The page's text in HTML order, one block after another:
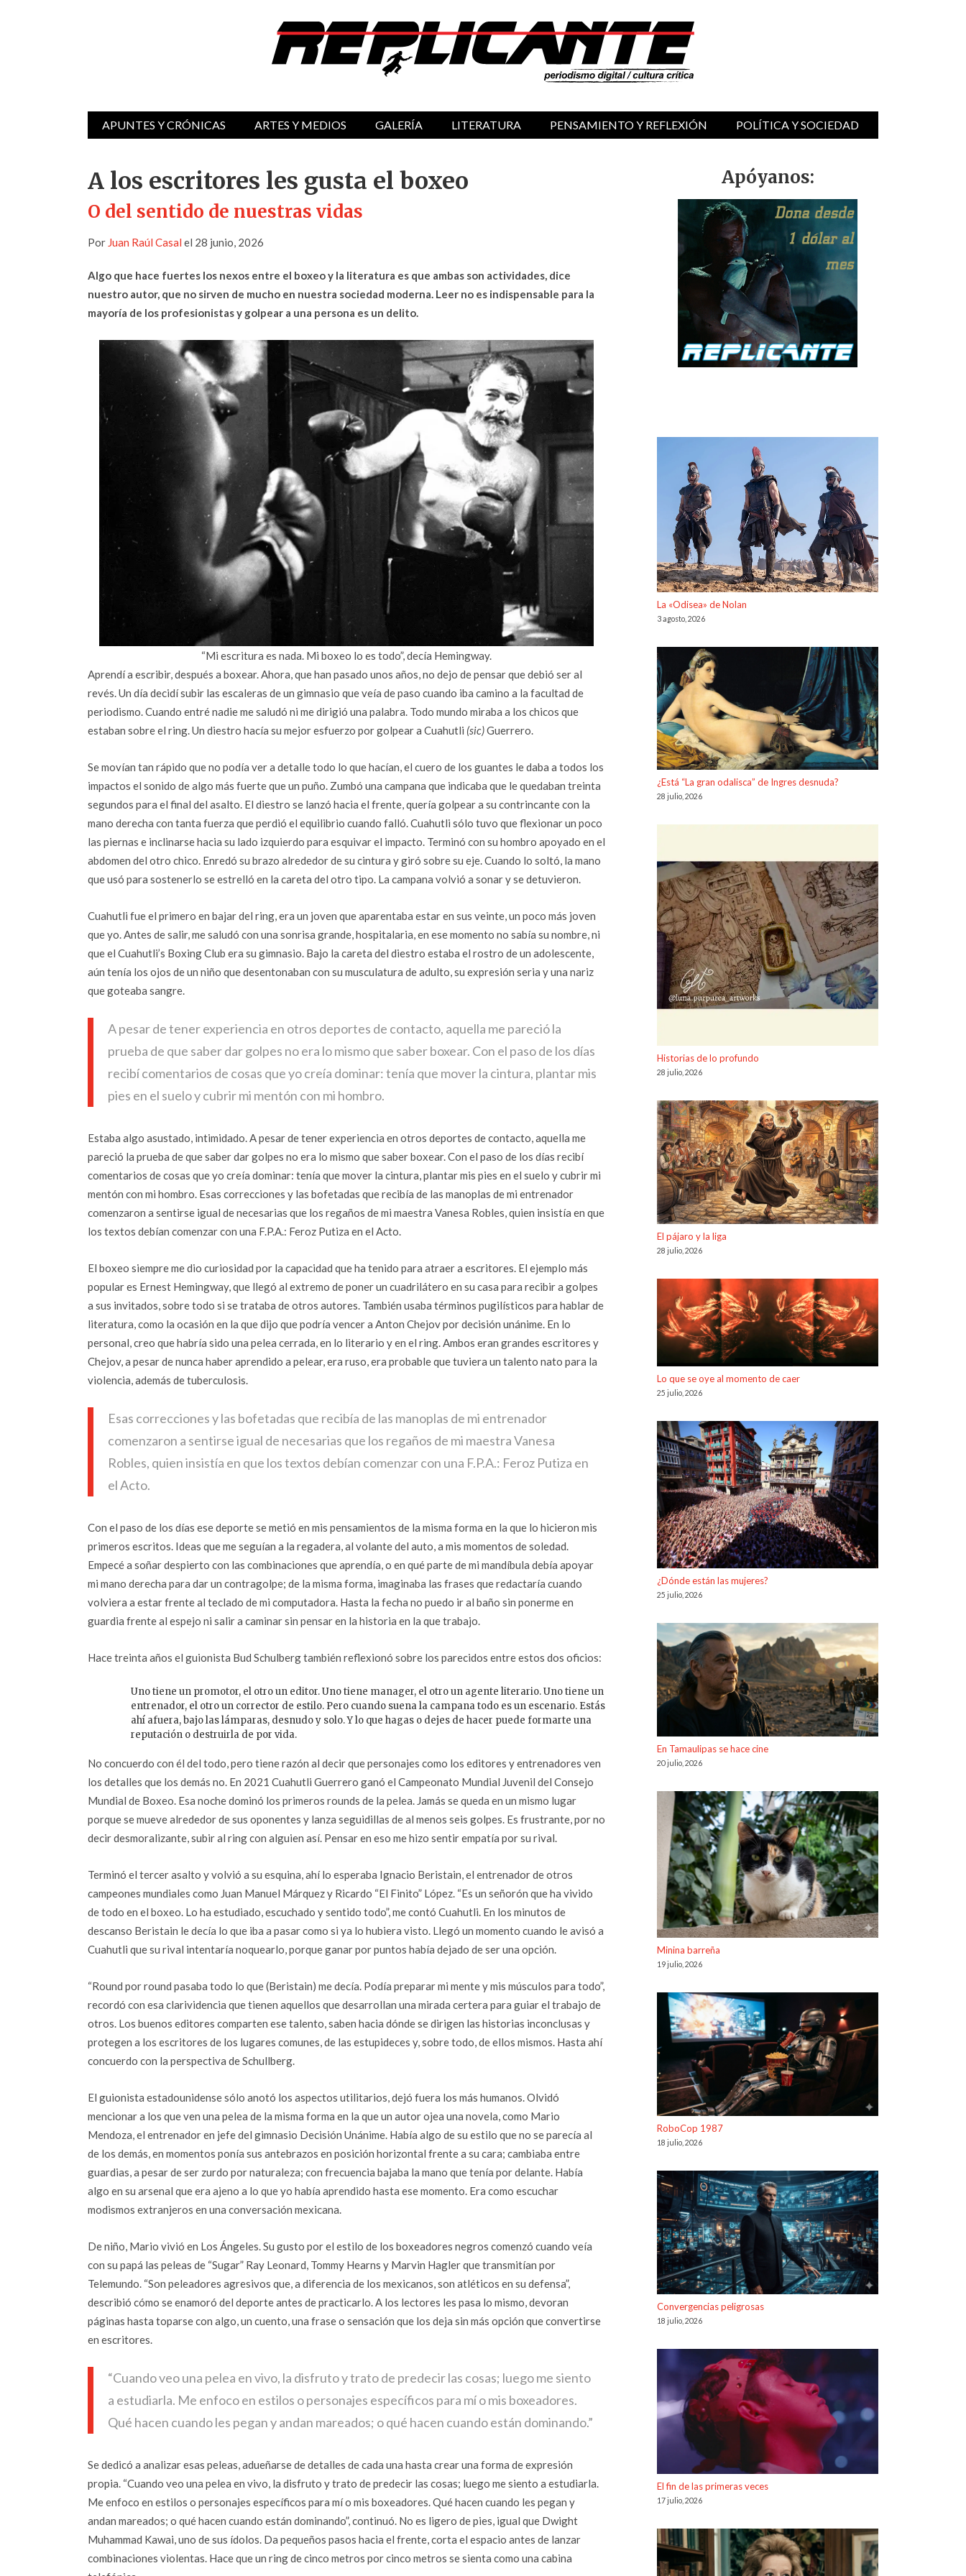
APUNTES Y CRÓNICAS ARTES Y MEDIOS GALERÍA LITERATURA PENSAMIENTO Y REFLEXIÓN POLÍTICA Y SOCIEDAD
A los escritores les gusta el boxeo
O del sentido de nuestras vidas
Por Juan Raúl Casal el 28 junio, 2026
Algo que hace fuertes los nexos entre el boxeo y la literatura es que ambas son actividades, dice
nuestro autor, que no sirven de mucho en nuestra sociedad moderna. Leer no es indispensable para la
mayoría de los profesionistas y golpear a una persona es un delito.
“Mi escritura es nada. Mi boxeo lo es todo”, decía Hemingway.
Aprendí a escribir, después a boxear. Ahora, que han pasado unos años, no dejo de pensar que debió ser al
revés. Un día decidí subir las escaleras de un gimnasio que veía de paso cuando iba camino a la facultad de
periodismo. Cuando entré nadie me saludó ni me dirigió una palabra. Todo mundo miraba a los chicos que
estaban sobre el ring. Un diestro hacía su mejor esfuerzo por golpear a Cuahutli (sic)Guerrero.
Se movían tan rápido que no podía ver a detalle todo lo que hacían, el cuero de los guantes le daba a todos los
impactos el sonido de algo más fuerte que un puño. Zumbó una campana que indicaba que le quedaban treinta
segundos para el final del asalto. El diestro se lanzó hacia el frente, quería golpear a su contrincante con la
mano derecha con tanta fuerza que perdió el equilibrio cuando falló. Cuahutli sólo tuvo que flexionar un poco
las piernas e inclinarse hacia su lado izquierdo para esquivar el impacto. Terminó con su hombro apoyado en el
abdomen del otro chico. Enredó su brazo alrededor de su cintura y giró sobre su eje. Cuando lo soltó, la mano
que usó para sostenerlo se estrelló en la careta del otro tipo. La campana volvió a sonar y se detuvieron.
Cuahutli fue el primero en bajar del ring, era un joven que aparentaba estar en sus veinte, un poco más joven
que yo. Antes de salir, me saludó con una sonrisa grande, hospitalaria, en ese momento no sabía su nombre, ni
que el Cuahutli’s Boxing Club era su gimnasio. Bajo la careta del diestro estaba el rostro de un adolescente,
aún tenía los ojos de un niño que desentonaban con su musculatura de adulto, su expresión seria y una nariz
que goteaba sangre.
A pesar de tener experiencia en otros deportes de contacto, aquella me pareció la
prueba de que saber dar golpes no era lo mismo que saber boxear. Con el paso de los días
recibí comentarios de cosas que yo creía dominar: tenía que mover la cintura, plantar mis
pies en el suelo y cubrir mi mentón con mi hombro.
Estaba algo asustado, intimidado. A pesar de tener experiencia en otros deportes de contacto, aquella me
pareció la prueba de que saber dar golpes no era lo mismo que saber boxear. Con el paso de los días recibí
comentarios de cosas que yo creía dominar: tenía que mover la cintura, plantar mis pies en el suelo y cubrir mi
mentón con mi hombro. Esas correcciones y las bofetadas que recibía de las manoplas de mi entrenador
comenzaron a sentirse igual de necesarias que los regaños de mi maestra Vanesa Robles, quien insistía en que
los textos debían comenzar con una F.P.A.: Feroz Putiza en el Acto.
El boxeo siempre me dio curiosidad por la capacidad que ha tenido para atraer a escritores. El ejemplo más
popular es Ernest Hemingway, que llegó al extremo de poner un cuadrilátero en su casa para recibir a golpes
a sus invitados, sobre todo si se trataba de otros autores. También usaba términos pugilísticos para hablar de
literatura, como la ocasión en la que dijo que podría vencer a Anton Chejov por decisión unánime. En lo
personal, creo que habría sido una pelea cerrada, en lo literario y en el ring. Ambos eran grandes escritores y
Chejov, a pesar de nunca haber aprendido a pelear, era ruso, era probable que tuviera un talento nato para la
violencia, además de tuberculosis.
Esas correcciones y las bofetadas que recibía de las manoplas de mi entrenador
comenzaron a sentirse igual de necesarias que los regaños de mi maestra Vanesa
Robles, quien insistía en que los textos debían comenzar con una F.P.A.: Feroz Putiza en
el Acto.
Con el paso de los días ese deporte se metió en mis pensamientos de la misma forma en la que lo hicieron mis
primeros escritos. Ideas que me seguían a la regadera, al volante del auto, a mis momentos de soledad.
Empecé a soñar despierto con las combinaciones que aprendía, o en qué parte de mi mandíbula debía apoyar
mi mano derecha para dar un contragolpe; de la misma forma, imaginaba las frases que redactaría cuando
volviera a estar frente al teclado de mi computadora. Hasta la fecha no puedo ir al baño sin ponerme en
guardia frente al espejo ni salir a caminar sin pensar en la historia en la que trabajo.
Hace treinta años el guionista Bud Schulberg también reflexionó sobre los parecidos entre estos dos oficios:
Uno tiene un promotor, el otro un editor. Uno tiene manager, el otro un agente literario. Uno tiene un
entrenador, el otro un corrector de estilo. Pero cuando suena la campana todo es un escenario. Estás
ahí afuera, bajo las lámparas, desnudo y solo. Y lo que hagas o dejes de hacer puede formarte una
reputación o destruirla de por vida.
No concuerdo con él del todo, pero tiene razón al decir que personajes como los editores y entrenadores ven
los detalles que los demás no. En 2021 Cuahutli Guerrero ganó el Campeonato Mundial Juvenil del Consejo
Mundial de Boxeo. Esa noche dominó los primeros rounds de la pelea. Jamás se queda en un mismo lugar
porque se mueve alrededor de sus oponentes y lanza seguidillas de al menos seis golpes. Es frustrante, por no
decir desmoralizante, subir al ring con alguien así. Pensar en eso me hizo sentir empatía por su rival.
Terminó el tercer asalto y volvió a su esquina, ahí lo esperaba Ignacio Beristain, el entrenador de otros
campeones mundiales como Juan Manuel Márquez y Ricardo “El Finito” López. “Es un señorón que ha vivido
de todo en el boxeo. Lo ha estudiado, escuchado y sentido todo”, me contó Cuahutli. En los minutos de
descanso Beristain le decía lo que iba a pasar como si ya lo hubiera visto. Llegó un momento cuando le avisó a
Cuahutli que su rival intentaría noquearlo, porque ganar por puntos había dejado de ser una opción.
“Round por round pasaba todo lo que (Beristain) me decía. Podía preparar mi mente y mis músculos para todo”,
recordó con esa clarividencia que tienen aquellos que desarrollan una mirada certera para guiar el trabajo de
otros. Los buenos editores comparten ese talento, saben hacia dónde se dirigen las historias inconclusas y
protegen a los escritores de los lugares comunes, de las estupideces y, sobre todo, de ellos mismos. Hasta ahí
concuerdo con la perspectiva de Schullberg.
El guionista estadounidense sólo anotó los aspectos utilitarios, dejó fuera los más humanos. Olvidó
mencionar a los que ven una pelea de la misma forma en la que un autor ojea una novela, como Mario
Mendoza, el entrenador en jefe del gimnasio Decisión Unánime. Había algo de su estilo que no se parecía al
de los demás, en momentos ponía sus antebrazos en posición horizontal frente a su cara; cambiaba entre
guardias, a pesar de ser zurdo por naturaleza; con frecuencia bajaba la mano que tenía por delante. Había
algo en su arsenal que era ajeno a lo que yo había aprendido hasta ese momento. Era como escuchar
modismos extranjeros en una conversación mexicana.
De niño, Mario vivió en Los Ángeles. Su gusto por el estilo de los boxeadores negros comenzó cuando veía
con su papá las peleas de “Sugar” Ray Leonard, Tommy Hearns y Marvin Hagler que transmitían por
Telemundo. “Son peleadores agresivos que, a diferencia de los mexicanos, son atléticos en su defensa”,
describió cómo se enamoró del deporte antes de practicarlo. A los lectores les pasa lo mismo, devoran
páginas hasta toparse con algo, un cuento, una frase o sensación que los deja sin más opción que convertirse
en escritores.
“Cuando veo una pelea en vivo, la disfruto y trato de predecir las cosas; luego me siento
a estudiarla. Me enfoco en estilos o personajes específicos para mí o mis boxeadores.
Qué hacen cuando les pegan y andan mareados; o qué hacen cuando están dominando.”
Se dedicó a analizar esas peleas, adueñarse de detalles de cada una hasta crear una forma de expresión
propia. “Cuando veo una pelea en vivo, la disfruto y trato de predecir las cosas; luego me siento a estudiarla.
Me enfoco en estilos o personajes específicos para mí o mis boxeadores. Qué hacen cuando les pegan y
andan mareados; o qué hacen cuando están dominando”, continuó. No es ligero de pies, igual que Dwight
Muhammad Kawai, uno de sus ídolos. Da pequeños pasos hacia el frente, corta el espacio antes de lanzar
combinaciones violentas. Hace que un ring de cinco metros por cinco metros se sienta como una cabina
Apóyanos:
La «Odisea» de Nolan
3 agosto, 2026
¿Está “La gran odalisca” de Ingres desnuda?
28 julio, 2026
Historias de lo profundo
28 julio, 2026
El pájaro y la liga
28 julio, 2026
Lo que se oye al momento de caer
25 julio, 2026
¿Dónde están las mujeres?
25 julio, 2026
En Tamaulipas se hace cine
20 julio, 2026
Minina barreña
19 julio, 2026
RoboCop 1987
18 julio, 2026
Convergencias peligrosas
18 julio, 2026
El fin de las primeras veces
17 julio, 2026